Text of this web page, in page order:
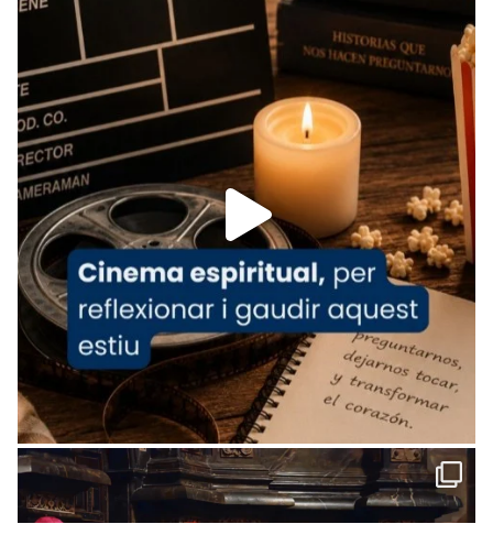
Recupera l'entrevista comp
Vatican
tican News 👇
www.vaticannews.va/es/iglesia/news/2026-
07/carmina-historia-depresion-papa-viaje-
espana-testimoni...
Foto
View on Facebook · Share
Arquebisbat de Barcelona
2 weeks ago
«Avui les santes Juliana i Semproniana ens
ajuden a alçar la mirada»
Mons. Sergi Gordo, bisbe de Tortosa, ha
presidit aquest 27 de juliol la missa de Les
Santes de Mataró.
🔗tinyurl.com/cvu5jmbk
📸 J. Merino